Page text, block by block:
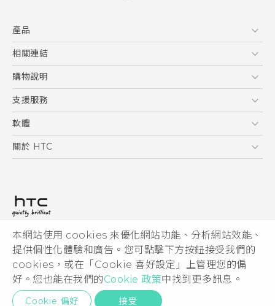
本網站使用 cookies 來優化網站功能、分析網站效能、
提供個性化體驗和廣告。您可點擊下方按鈕接受我們的
cookies，或在「Cookie 喜好設定」上管理您的偏
好。您也能在我們的Cookie 政策中找到更多訊息。
Cookie 偏好 接受
User manual
產品
5G
智慧型手機
配件
相關連結
HTC Research
購物說明
購物須知
訂單管理
付款方式
支援服務
到府收送維修服務
服務中心資訊
客戶服務佈告欄
軟體
應用程式
HTC Sync Manager
關於 HTC
投資人
隱私權政策
產品安全性
Cookie
Security and Privacy Whitepaper
© 2011-2026 HTC Corporation
HTC 法律文件
宏達國際電子股份有限公司 | 統一編號16003518
隱私聯絡: Global-Privacy@htc.com